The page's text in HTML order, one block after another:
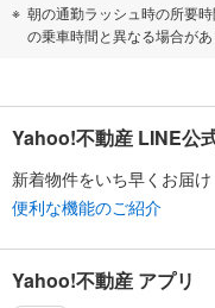
朝の通勤ラッシュ時の所要
の乗車時間と異なる場合があ
Yahoo!不動産 LINE公
新着物件をいち早くお届け
便利な機能のご紹介
Yahoo!不動産 アプリ